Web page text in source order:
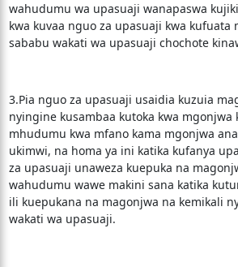
wahudumu wa upasuaji wanapaswa
kwa kuvaa nguo za upasuaji kwa kufuata
sababu wakati wa upasuaji chochote
3.Pia nguo za upasuaji usaidia kuzuia
nyingine kusambaa kutoka kwa mgonjwa
mhudumu kwa mfano kama mgonjwa
ukimwi, na homa ya ini katika kufanya
za upasuaji unaweza kuepuka na
wahudumu wawe makini sana katika
ili kuepukana na magonjwa na kemikali
wakati wa upasuaji.